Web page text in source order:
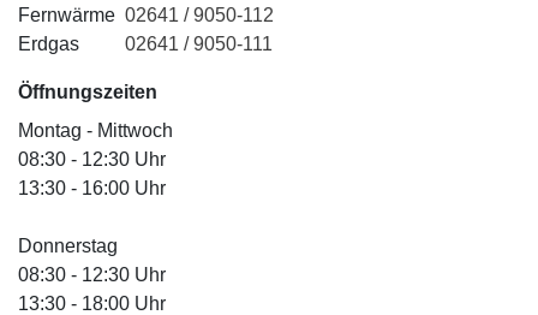
Fernwärme 02641 / 9050-112
Erdgas
02641 / 9050-111
Öffnungszeiten
Montag - Mittwoch
08:30 - 12:30 Uhr
13:30 - 16:00 Uhr
Donnerstag
08:30 - 12:30 Uhr
13:30 - 18:00 Uhr